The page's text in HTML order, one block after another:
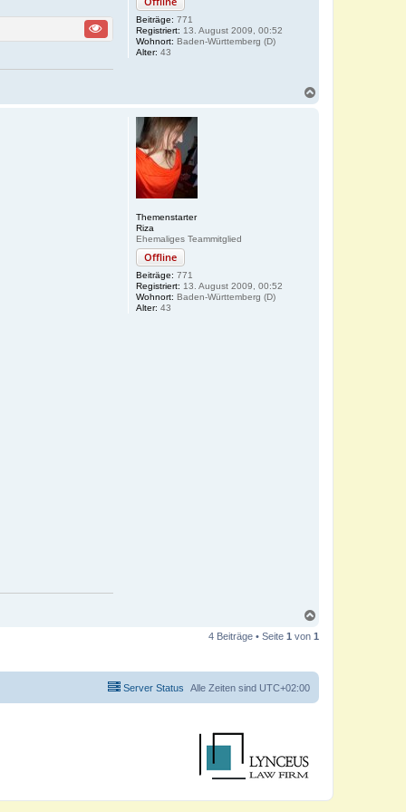
Beiträge: 771
Registriert: 13. August 2009, 00:52
Wohnort: Baden-Württemberg (D)
Alter: 43
Themenstarter
Riza
Ehemaliges Teammitglied
Offline
Beiträge: 771
Registriert: 13. August 2009, 00:52
Wohnort: Baden-Württemberg (D)
Alter: 43
c
b
n
4 Beiträge • Seite 1 von 1
Alle Zeiten sind UTC+02:00
Server Status